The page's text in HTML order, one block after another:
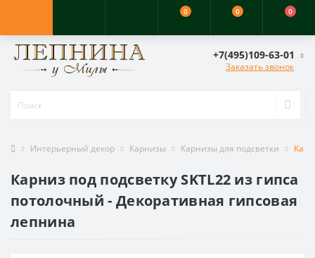
0 0 0
+7(495)109-63-01
Заказать звонок
Интерьерный декор Карнизы Карнизы для подсветки
Карниз под подсветку SKTL22 из гипса
потолочный - Декоративная гипсовая
лепнина